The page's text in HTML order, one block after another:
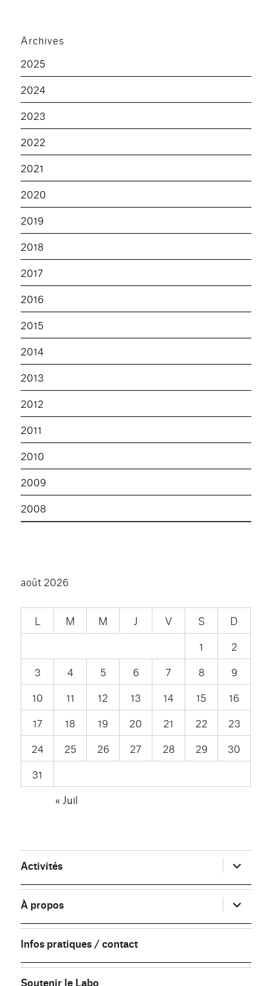
Archives
2025
2024
2023
2022
2021
2020
2019
2018
2017
2016
2015
2014
2013
2012
2011
2010
2009
2008
août 2026
L M M J V S
D
1
2
3
4 5 6 7 8
9
10
11 12 13 14 15
16
17
18 19 20 21 22
23
24
25 26 27 28 29
30
31
« Juil
Activités ouvrir
le
sous-
menu
À propos
ouvrir
le
sous-
menu
Infos pratiques / contact
Soutenir le Labo